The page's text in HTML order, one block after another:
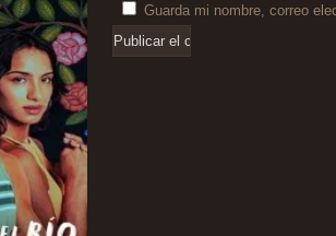
Guarda mi nombre, correo